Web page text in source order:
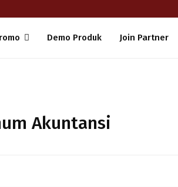
Demo Produk Join Partner
Akuntansi